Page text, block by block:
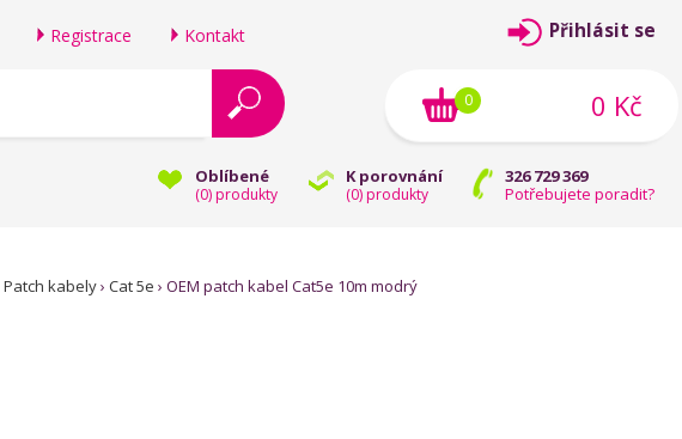
Registrace Kontakt
Oblíbené
(0) produkty
K porovnání
(0) produkty
326 729 369
Potřebujete poradit?
Přihlásit se
0 Kč
0
Patch kabely› Cat 5e › OEM patch kabel Cat5e 10m modrý